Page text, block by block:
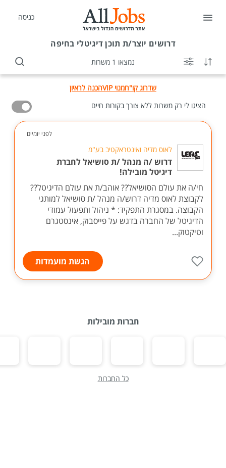
כניסה
דרושים יוצר/ת תוכן דיגיטלי בחיפה
נמצאו 1 משרות
שדרוג קו"חמנוי VIP
הכנה לראיון
הציגו לי רק משרות ללא צורך בקורות חיים
לפני יומיים
לאוס מדיה ואינטראקטיב בע"מ
דרוש /ה מנהל /ת סושיאל לחברת
דיגיטל מובילה!
חי/ה את עולם הסושיאל?? אוהב/ת את עולם הדיגיטל??
לקבוצת לאוס מדיה דרוש/ה מנהל /ת סושיאל למותגי
הקבוצה. במסגרת התפקיד: * ניהול ותפעול עמודי
הדיגיטל של החברה בדגש על פייסבוק, אינסטגרם
וטיקטוק...
הגשת מועמדות
חברות מובילות
כל החברות